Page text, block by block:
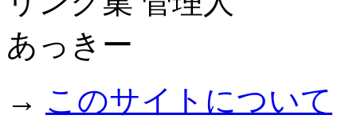
→ このサイトについて